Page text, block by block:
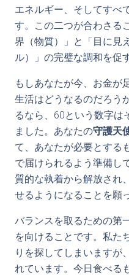
エネルギー、そしてすべ
す。この二つが合わさる
界（物質）」と「目に見
ル）」の完璧な調和を促
もしあなたが今、お金が
生活はどうなるのだろう
るなら、60という数字は
ました。あなたの守護天
て、あなたが必要とする
で届けられるよう準備し
質的な執着から解放され
せるようになることを願
バランスを取るための第
を向けることです。私た
りを探してしまいますが
れています。今日食べる